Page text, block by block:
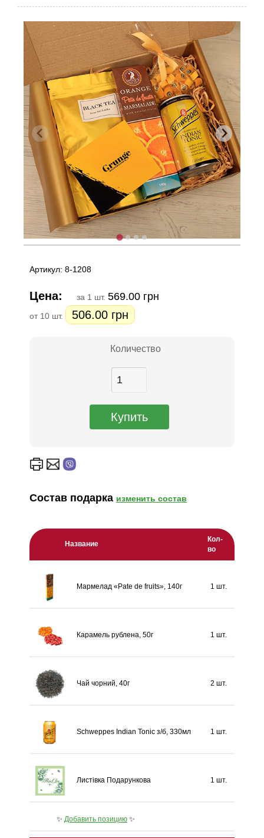
Артикул: 8-1208
Цена: за 1 шт. 569.00 грн
от 10 шт. 506.00 грн
Количество
Состав подарка изменить состав
Название
Кол-
во
Мармелад «Pate de fruits», 140г 1 шт.
Карамель рублена, 50г 1 шт.
Чай чорний, 40г 2 шт.
Schweppes Indian Tonic з/б, 330мл 1 шт.
Листівка Подарункова 1 шт.
✨ Добавить позицию ✨